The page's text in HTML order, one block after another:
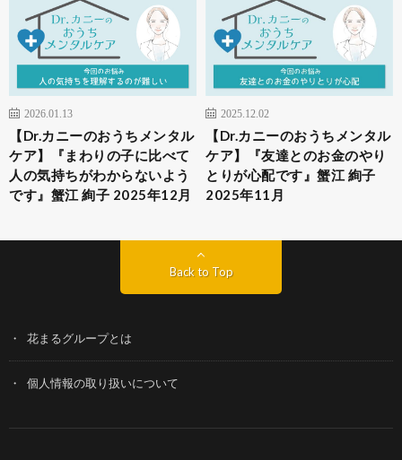
2026.01.13
【Dr.カニーのおうちメンタル
ケア】『まわりの子に比べて
人の気持ちがわからないよう
です』蟹江 絢子 2025年12月
2025.12.02
【Dr.カニーのおうちメンタル
ケア】『友達とのお金のやり
とりが心配です』蟹江 絢子
2025年11月
Back to Top
花まるグループとは
個人情報の取り扱いについて